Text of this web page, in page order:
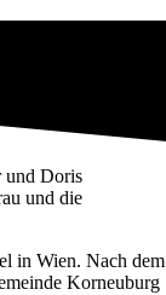
und Doris
und die
in Wien. Nach dem
Korneuburg